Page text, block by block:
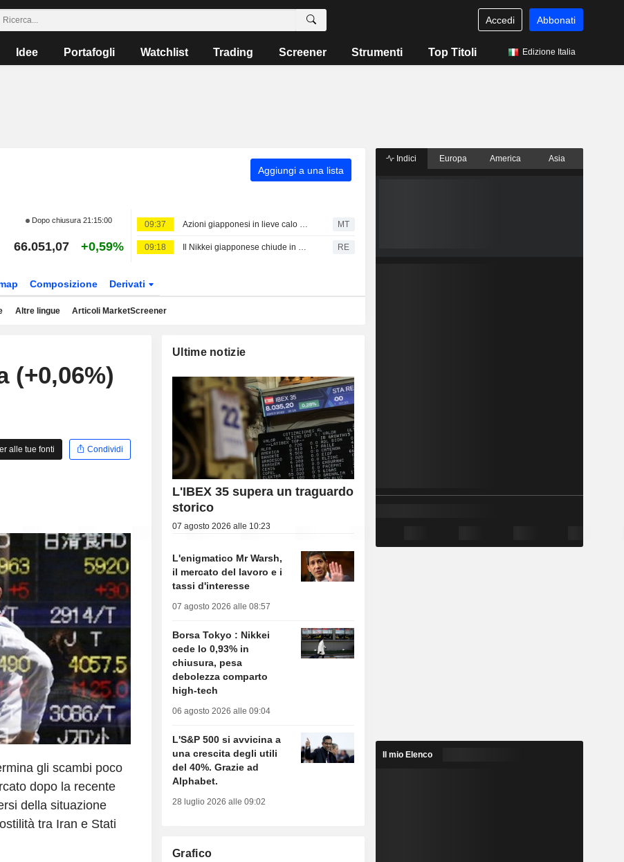
Accedi Abbonati
Idee Portafogli Watchlist Trading Screener Strumenti Top Titoli Edizione Italia
Aggiungi a una lista
Dopo chiusura 21:15:00
66.051,07 +0,59%
09:37 Azioni giapponesi in lieve calo in attesa dei dati sull'occupazione negli Stati Uniti, petrolio in rialzo MT
09:18 Il Nikkei giapponese chiude in calo a causa della flessione dei titoli legati all'intelligenza artificiale RE
Composizione Derivati
Altre lingue Articoli MarketScreener
(+0,06%)
alle tue fonti
Condividi
gli scambi poco
dopo la recente
della situazione
tra Iran e Stati
Ultime notizie
L'IBEX 35 supera un traguardo
storico
07 agosto 2026 alle 10:23
L'enigmatico Mr Warsh,
il mercato del lavoro e i
tassi d'interesse
07 agosto 2026 alle 08:57
Borsa Tokyo : Nikkei
cede lo 0,93% in
chiusura, pesa
debolezza comparto
high-tech
06 agosto 2026 alle 09:04
L'S&P 500 si avvicina a
una crescita degli utili
del 40%. Grazie ad
Alphabet.
28 luglio 2026 alle 09:02
Grafico
Indici Europa America Asia
Il mio Elenco